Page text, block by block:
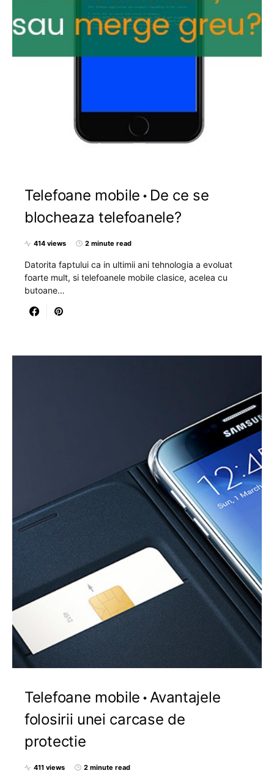
Telefoane mobile
De ce se
blocheaza telefoanele?
414 views 2 minute read
Datorita faptului ca in ultimii ani tehnologia a evoluat
foarte mult, si telefoanele mobile clasice, acelea cu
butoane…
Telefoane mobile Avantajele
folosirii unei carcase de
protectie
411 views 2 minute read